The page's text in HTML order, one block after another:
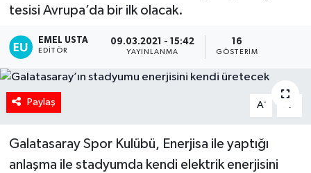
tesisi Avrupa’da bir ilk olacak.
EMEL USTA
EDITÖR
09.03.2021 - 15:42
YAYINLANMA
16
GÖSTERIM
Paylaş A- A
Galatasaray Spor Kulübü, Enerjisa ile yaptığı
anlaşma ile stadyumda kendi elektrik enerjisini